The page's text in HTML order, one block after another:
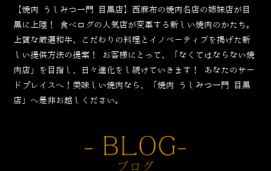
【焼肉 うしみつ一門 目黒店】西麻布の焼肉名店の姉妹店が目
黒に上陸！
食べログの人気店が変革する新しい焼肉のかたち。
上質な厳選和牛、こだわりの料理とイノベーティブを掲げた新
しい提供方法の提案！
お客様にとって、「なくてはならない焼
肉店」を目指し、日々進化をし続けていきます！
あなたのサー
ドプレイスへ！美味しい焼肉なら、「焼肉 うしみつ一門 目黒
店」へ是非お越しください。